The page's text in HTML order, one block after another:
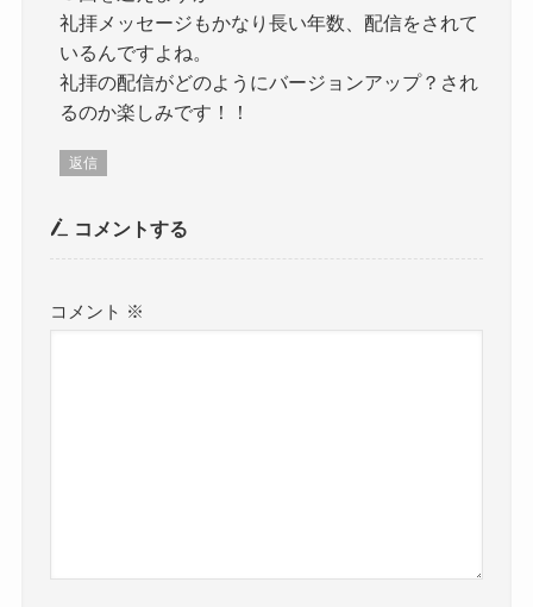
礼拝メッセージもかなり長い年数、配信をされて
いるんですよね。
礼拝の配信がどのようにバージョンアップ？され
るのか楽しみです！！
返信
コメントする
コメント ※